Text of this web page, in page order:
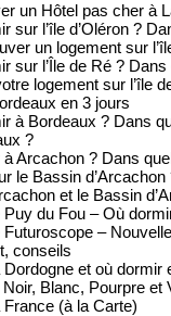
un Hôtel pas cher à
sur l’île d’Oléron ?
un logement sur
sur l’Île de Ré ?
logement sur l’île
en 3 jours
à Bordeaux ? Dans
?
Arcachon ? Dans
le Bassin d’Arcachon
et le Bassin
Puy du Fou – Où
Futuroscope –
conseils
Dordogne et où dormir
Blanc, Pourpre et
(à la Carte)